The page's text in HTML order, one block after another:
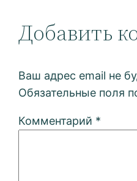
Добавить
Ваш адрес email не
Обязательные поля
Комментарий *